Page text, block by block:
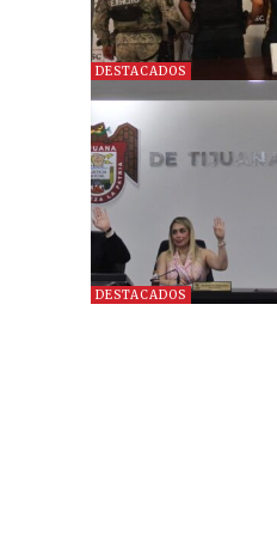
DESTACADOS
DESTACADOS